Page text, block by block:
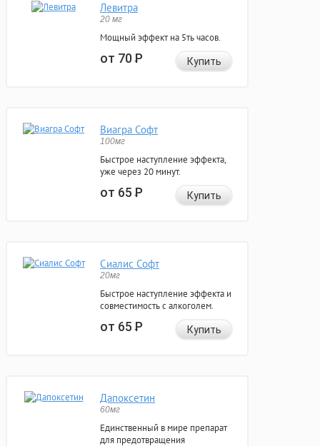
Левитра
20 мг
Мощный эффект на 5ть часов.
от 70Р Купить
Виагра Софт
100мг
Быстрое наступление эффекта,
уже через 20 минут.
от 65Р Купить
Сиалис Софт
20мг
Быстрое наступление эффекта и
совместимость с алкоголем.
от 65Р Купить
Дапоксетин
60мг
Единственный в мире препарат
для предотвращения